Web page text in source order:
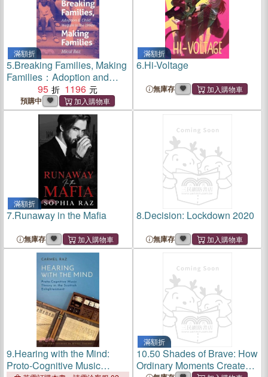
滿額折
5.Breaking Families, Making
Families：Adoption and
Child Welfare in the 1990s
95 1196
預購中
滿額折
6.Hi-Voltage
無庫存
滿額折
7.Runaway in the Mafia
無庫存
8.Decision: Lockdown 2020
無庫存
9.Hearing with the Mind:
Proto-Cognitive Music
滿額折
10.50 Shades of Brave: How
Ordinary Moments Create